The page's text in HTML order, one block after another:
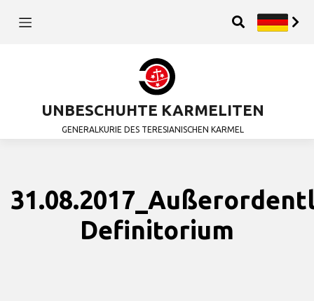
UNBESCHUHTE KARMELITEN
GENERALKURIE DES TERESIANISCHEN KARMEL
Definitorium